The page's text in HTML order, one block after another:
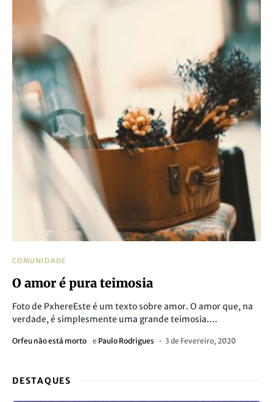
COMUNIDADE
O amor é pura teimosia
Foto de PxhereEste é um texto sobre amor. O amor que, na
verdade, é simplesmente uma grande teimosia.…
Orfeu não está morto e Paulo Rodrigues 3 de Fevereiro, 2020
DESTAQUES